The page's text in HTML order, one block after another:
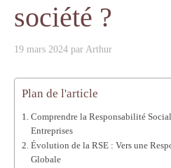
société ?
19 mars 2024 par Arthur
Plan de l'article
Comprendre la Responsabilité
Entreprises
Évolution de la RSE : Vers une
Globale